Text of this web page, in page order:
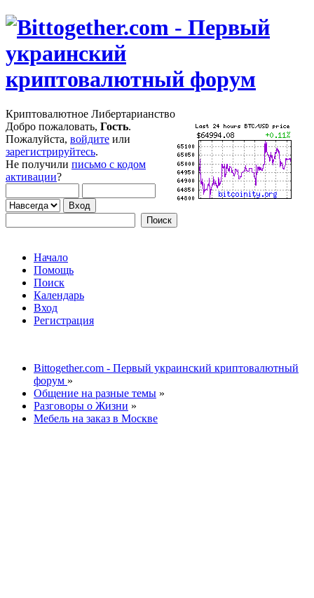
Криптовалютное Либертарианство
Добро пожаловать, Гость.
Пожалуйста, войдите или
зарегистрируйтесь.
Не получили письмо с кодом
активации?
Начало
Помощь
Поиск
Календарь
Вход
Регистрация
Bittogether.com - Первый украинский криптовалютный
форум »
Общение на разные темы »
Разговоры о Жизни »
Мебель на заказ в Москве